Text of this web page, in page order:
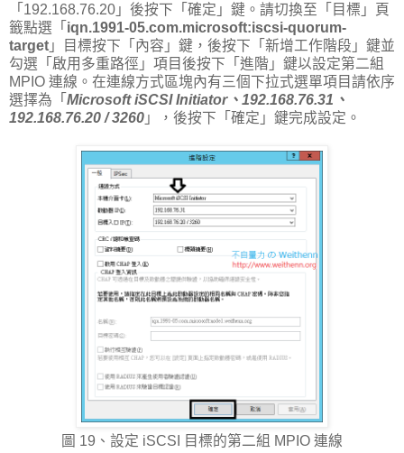
「192.168.76.20」後按下「確定」鍵。請切換至「目標」頁
籤點選「 iqn.1991-05.com.microsoft:iscsi-quorum-
target 」目標按下「內容」鍵，後按下「新增工作階段」鍵並
勾選「啟用多重路徑」項目後按下「進階」鍵以設定第二組
MPIO 連線。在連線方式區塊內有三個下拉式選單項目請依序
選擇為「 Microsoft iSCSI Initiator、192.168.76.31、
192.168.76.20 / 3260 」，後按下「確定」鍵完成設定。
圖 19、設定 iSCSI 目標的第二組 MPIO 連線